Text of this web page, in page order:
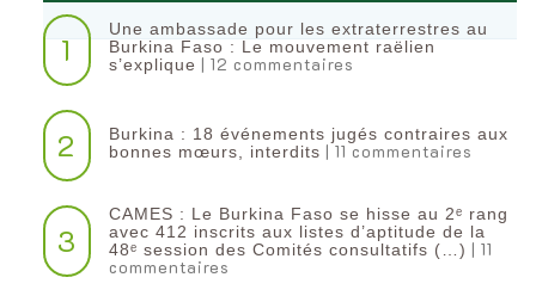
1
Une ambassade pour les extraterrestres au
Burkina Faso : Le mouvement raëlien
s’explique | 12 commentaires
2
Burkina : 18 événements jugés contraires aux
bonnes mœurs, interdits | 11 commentaires
3
CAMES : Le Burkina Faso se hisse au 2ᵉ rang
avec 412 inscrits aux listes d’aptitude de la
48ᵉ session des Comités consultatifs (…) | 11
commentaires